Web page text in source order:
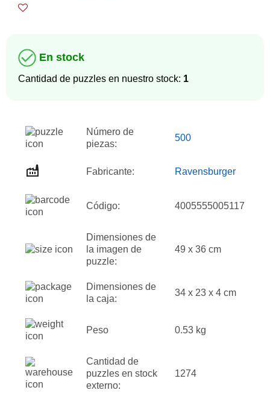
En stock
Cantidad de puzzles en nuestro stock: 1
Número de
piezas:
500
Fabricante: Ravensburger
Código: 4005555005117
Dimensiones de
la imagen de
puzzle:
49 x 36 cm
Dimensiones de
la caja:
34 x 23 x 4 cm
Peso 0.53 kg
Cantidad de
puzzles en stock
externo:
1274